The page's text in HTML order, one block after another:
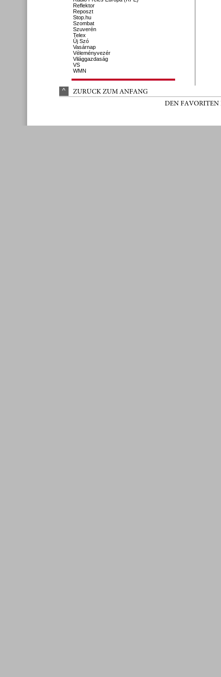
Reflektor
Reposzt
Stop.hu
Szombat
Szuverén
Telex
Új Szó
Vasárnap
Véleményvezér
Világgazdaság
VS
WMN
^ ZURÜCK ZUM ANFANG
DEN FAVORITEN